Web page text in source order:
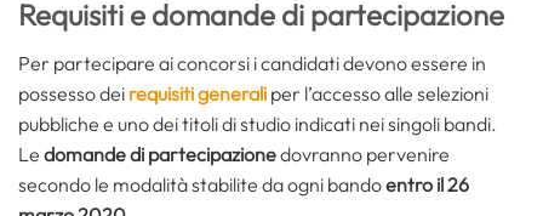
Requisiti e domande di partecipazione
Per partecipare ai concorsi i candidati devono essere in
possesso dei requisiti generali per l’accesso alle selezioni
pubbliche e uno dei titoli di studio indicati nei singoli bandi.
Le domande di partecipazionedovranno pervenire
secondo le modalità stabilite da ogni bandoentro il 26